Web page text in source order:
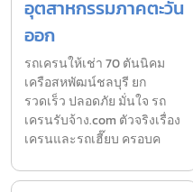
อุตสาหกรรมภาคตะวัน
ออก
รถเครนให้เช่า 70 ตันนิคม
เครือสหพัฒน์ชลบุรี ยก
รวดเร็ว ปลอดภัย มั่นใจ รถ
เครนรับจ้าง.com ตัวจริงเรื่อง
เครนและรถเฮี๊ยบ ครอบค